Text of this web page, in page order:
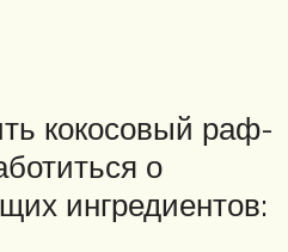
кокосовый раф-
о
ингредиентов: